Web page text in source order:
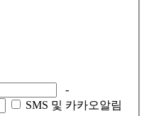
-
SMS 및 카카오알림